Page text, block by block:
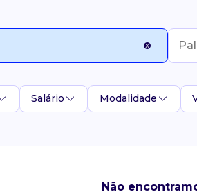
Salário Modalidade
Não